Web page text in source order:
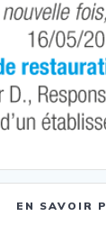
EN SAVOIR